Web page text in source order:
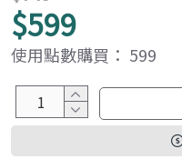
$599
使用點數購買： 599